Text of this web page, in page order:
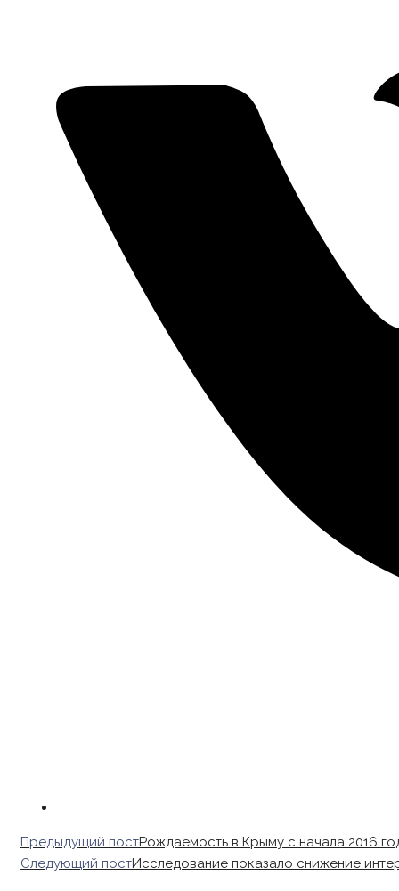
Read
more
Предыдущий постРождаемость в Крыму с начала 2016
Следующий постИсследование показало снижение